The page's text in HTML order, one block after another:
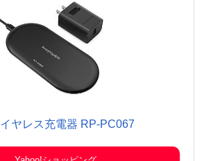
ヤレス充電器 RP-PC067